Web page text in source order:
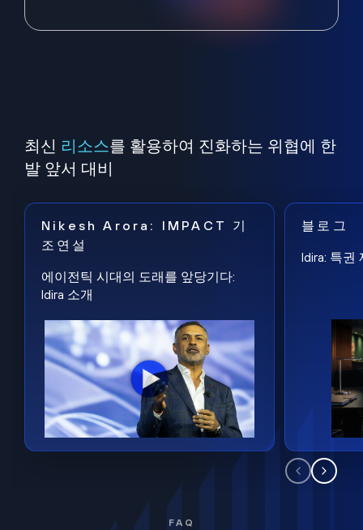
최신 리소스를 활용하여 진화하는 위협에 한
발 앞서 대비
Nikesh Arora: IMPACT 기
조연설
에이전틱 시대의 도래를 앞당기다:
Idira 소개
블로그
Idira: 특권
FAQ